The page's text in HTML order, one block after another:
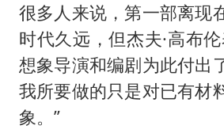
很多人来说，第一部离现
时代久远，但杰夫·高布
想象导演和编剧为此付出
我所要做的只是对已有材
象。”